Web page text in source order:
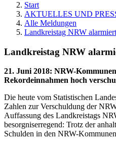
Start
AKTUELLES UND
Alle Meldungen
Landkreistag NRW alarmiert
Landkreistag NRW
21. Juni 2018: NRW-
Rekordeinnahmen hoch
Die heute vom Statistischen
Zahlen zur Verschuldung der
Auffassung des Landkreistags
besorgniserregend: Trotz der
Schulden in den NRW-